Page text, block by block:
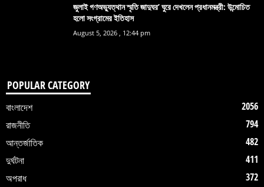
জুলাই গণঅভ্যুত্থান স্মৃতি জাদুঘর’ ঘুরে দেখলেন প্রধানমন্ত্রী: উন্মোচিত
হলো সংগ্রামের ইতিহাস
August 5, 2026 , 12:44 pm
POPULAR CATEGORY
বাংলাদেশ
2056
রাজনীতি
794
আন্তর্জাতিক
482
দুর্ঘটনা
411
অপরাধ
372